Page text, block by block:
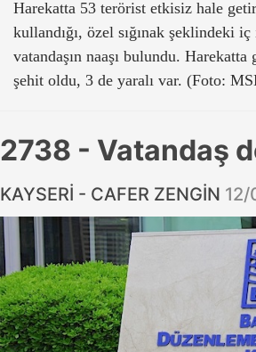
Harekatta 53 terörist etkisiz hale
kullandığı, özel sığınak şeklindeki
vatandaşın naaşı bulundu.
şehit oldu, 3 de yaralı var. (Foto:
2738 - Vatandaş
KAYSERİ - CAFER ZENGİN 12/